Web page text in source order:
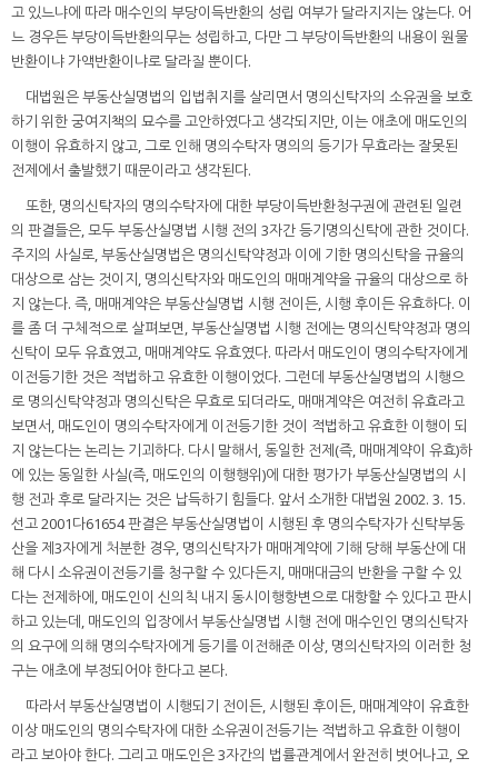
고 있느냐에 따라 매수인의 부당이득반환의 성립 여부가 달라지지는 않는다. 어
느 경우든 부당이득반환의무는 성립하고, 다만 그 부당이득반환의 내용이 원물
반환이냐 가액반환이냐로 달라질 뿐이다.
대법원은 부동산실명법의 입법취지를 살리면서 명의신탁자의 소유권을 보호
하기 위한 궁여지책의 묘수를 고안하였다고 생각되지만, 이는 애초에 매도인의
이행이 유효하지 않고, 그로 인해 명의수탁자 명의의 등기가 무효라는 잘못된
전제에서 출발했기 때문이라고 생각된다.
또한, 명의신탁자의 명의수탁자에 대한 부당이득반환청구권에 관련된 일련
의 판결들은, 모두 부동산실명법 시행 전의 3자간 등기명의신탁에 관한 것이다.
주지의 사실로, 부동산실명법은 명의신탁약정과 이에 기한 명의신탁을 규율의
대상으로 삼는 것이지, 명의신탁자와 매도인의 매매계약을 규율의 대상으로 하
지 않는다. 즉, 매매계약은 부동산실명법 시행 전이든, 시행 후이든 유효하다. 이
를 좀 더 구체적으로 살펴보면, 부동산실명법 시행 전에는 명의신탁약정과 명의
신탁이 모두 유효였고, 매매계약도 유효였다. 따라서 매도인이 명의수탁자에게
이전등기한 것은 적법하고 유효한 이행이었다. 그런데 부동산실명법의 시행으
로 명의신탁약정과 명의신탁은 무효로 되더라도, 매매계약은 여전히 유효라고
보면서, 매도인이 명의수탁자에게 이전등기한 것이 적법하고 유효한 이행이 되
지 않는다는 논리는 기괴하다. 다시 말해서, 동일한 전제(즉, 매매계약이 유효)하
에 있는 동일한 사실(즉, 매도인의 이행행위)에 대한 평가가 부동산실명법의 시
행 전과 후로 달라지는 것은 납득하기 힘들다. 앞서 소개한 대법원 2002. 3. 15.
선고 2001다61654 판결은 부동산실명법이 시행된 후 명의수탁자가 신탁부동
산을 제3자에게 처분한 경우, 명의신탁자가 매매계약에 기해 당해 부동산에 대
해 다시 소유권이전등기를 청구할 수 있다든지, 매매대금의 반환을 구할 수 있
다는 전제하에, 매도인이 신의칙 내지 동시이행항변으로 대항할 수 있다고 판시
하고 있는데, 매도인의 입장에서 부동산실명법 시행 전에 매수인인 명의신탁자
의 요구에 의해 명의수탁자에게 등기를 이전해준 이상, 명의신탁자의 이러한 청
구는 애초에 부정되어야 한다고 본다.
따라서 부동산실명법이 시행되기 전이든, 시행된 후이든, 매매계약이 유효한
이상 매도인의 명의수탁자에 대한 소유권이전등기는 적법하고 유효한 이행이
라고 보아야 한다. 그리고 매도인은 3자간의 법률관계에서 완전히 벗어나고, 오